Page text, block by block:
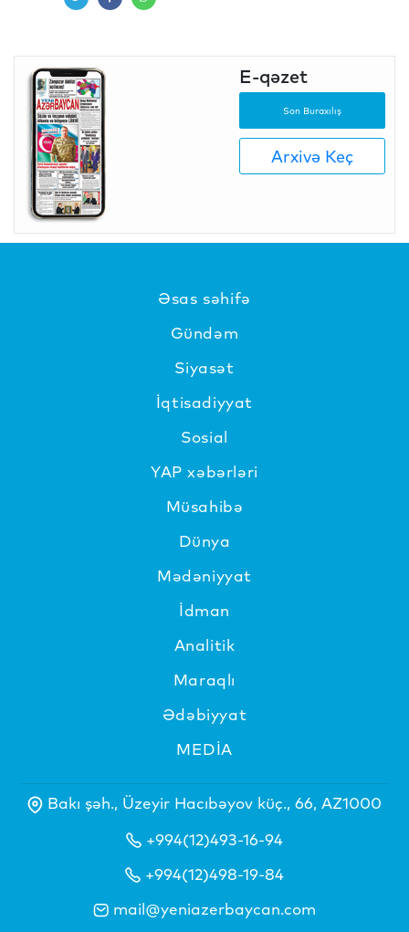
E-qəzet
Son Buraxılış
Arxivə Keç
Əsas səhifə
Gündəm
Siyasət
İqtisadiyyat
Sosial
YAP xəbərləri
Müsahibə
Dünya
Mədəniyyat
İdman
Analitik
Maraqlı
Ədəbiyyat
MEDİA
Bakı şəh., Üzeyir Hacıbəyov küç., 66, AZ1000
+994(12)493-16-94
+994(12)498-19-84
mail@yeniazerbaycan.com